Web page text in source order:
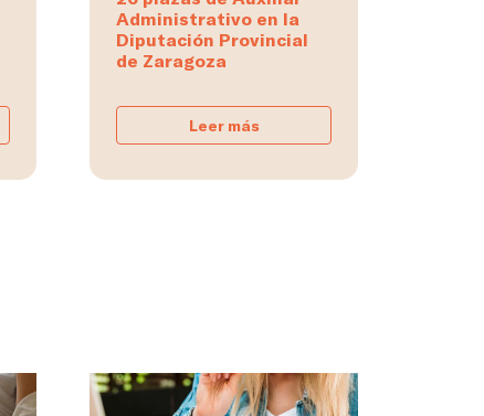
Administrativo en la
Diputación Provincial
de Zaragoza
Leer más